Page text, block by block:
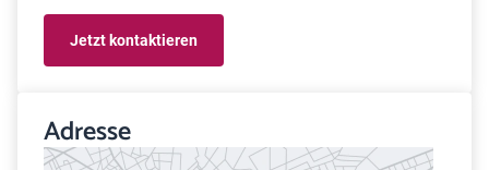
Jetzt kontaktieren
Adresse